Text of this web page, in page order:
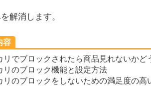
解消します。
容
リでブロックされたら商品見れないかど
リのブロック機能と設定方法
リのブロックをしないための満足度の高